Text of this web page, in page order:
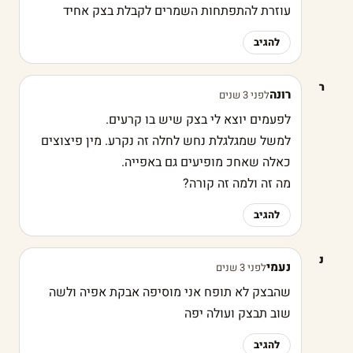
עוזרת להתפתחות השמרים לקבלת בצק אחיד
להגיב
ר רונהלפני 3 שנים
לפעמים יוצא לי בצק שיש בו קרעים.
למשל שמגלגלת נחש לחלה זה נקרע. מין פיצוצים
כאלה שאחכ מופיעים גם באפייה.
מה זה ולמה זה קורה?
להגיב
נ נעמילפני 3 שנים
שהבצק לא תופח אני מוסיפה אבקת אפיה ולשה
שוב תבצק ועולה יפה
להגיב